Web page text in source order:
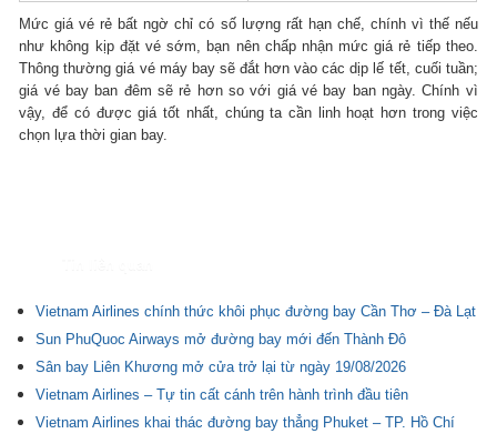
Mức giá vé rẻ bất ngờ chỉ có số lượng rất hạn chế, chính vì thế nếu
như không kịp đặt vé sớm, bạn nên chấp nhận mức giá rẻ tiếp theo.
Thông thường giá vé máy bay sẽ đắt hơn vào các dịp lế tết, cuối tuần;
giá vé bay ban đêm sẽ rẻ hơn so với giá vé bay ban ngày. Chính vì
vậy, để có được giá tốt nhất, chúng ta cần linh hoạt hơn trong việc
chọn lựa thời gian bay.
Vietnam Airlines chính thức khôi phục đường bay Cần Thơ – Đà Lạt
Sun PhuQuoc Airways mở đường bay mới đến Thành Đô
Sân bay Liên Khương mở cửa trở lại từ ngày 19/08/2026
Vietnam Airlines – Tự tin cất cánh trên hành trình đầu tiên
Vietnam Airlines khai thác đường bay thẳng Phuket – TP. Hồ Chí